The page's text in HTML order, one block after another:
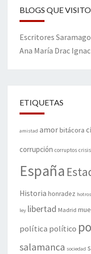
BLOGS QUE VISITO
Escritores Saramago
Ana María Drac
ETIQUETAS
amistad amorbitácora
corrupción corruptos crisis
España
Historia honradez hotros
ley libertad Madrid
política político
salamanca sociedad